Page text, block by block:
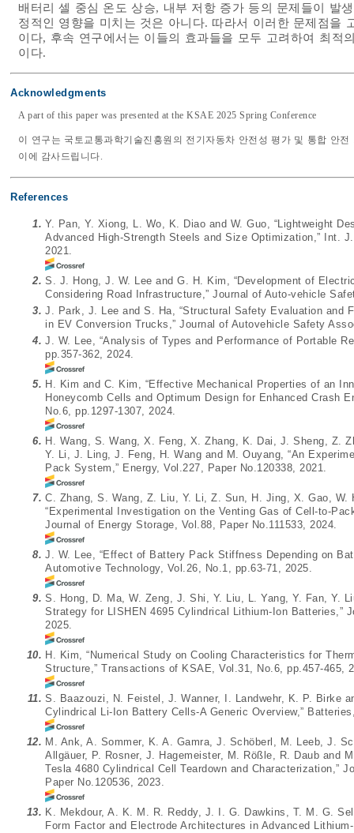
배터리 셀 중심 온도 상승, 내부 저항 증가 등의 문제들이 발
정적인 영향을 미치는 것은 아니다. 따라서 이러한 문제점을
이다, 후속 연구에서는 이들의 효과들을 모두 고려하여 최적
이다.
Acknowledgments
A part of this paper was presented at the KSAE 2025 Spring Conference
이 연구는 국토교통과학기술진흥원의 전기자동차 안전성 평가 및 통합 안
이에 감사드립니다.
References
1. Y. Pan, Y. Xiong, L. Wo, K. Diao and W. Guo, “Lightweight
Advanced High-Strength Steels and Size Optimization,” Int.
2021.
2. S. J. Hong, J. W. Lee and G. H. Kim, “Development of
Considering Road Infrastructure,” Journal of Auto-vehicle
3. J. Park, J. Lee and S. Ha, “Structural Safety Evaluation and
in EV Conversion Trucks,” Journal of Autovehicle Safety
4. J. W. Lee, “Analysis of Types and Performance of Portable
pp.357-362, 2024.
5. H. Kim and C. Kim, “Effective Mechanical Properties of an
Honeycomb Cells and Optimum Design for Enhanced Crash
No.6, pp.1297-1307, 2024.
6. H. Wang, S. Wang, X. Feng, X. Zhang, K. Dai, J. Sheng, Z.
Y. Li, J. Ling, J. Feng, H. Wang and M. Ouyang, “An
Pack System,” Energy, Vol.227, Paper No.120338, 2021.
7. C. Zhang, S. Wang, Z. Liu, Y. Li, Z. Sun, H. Jing, X. Gao,
“Experimental Investigation on the Venting Gas of Cell-to-
Journal of Energy Storage, Vol.88, Paper No.111533, 2024.
8. J. W. Lee, “Effect of Battery Pack Stiffness Depending on
Automotive Technology, Vol.26, No.1, pp.63-71, 2025.
9. S. Hong, D. Ma, W. Zeng, J. Shi, Y. Liu, L. Yang, Y. Fan, Y.
Strategy for LISHEN 4695 Cylindrical Lithium-Ion Batteries,”
2025.
10. H. Kim, “Numerical Study on Cooling Characteristics for
Structure,” Transactions of KSAE, Vol.31, No.6, pp.457-465,
11. S. Baazouzi, N. Feistel, J. Wanner, I. Landwehr, K. P. Birke
Cylindrical Li-Ion Battery Cells-A Generic Overview,”
12. M. Ank, A. Sommer, K. A. Gamra, J. Schöberl, M. Leeb, J.
Allgäuer, P. Rosner, J. Hagemeister, M. Rößle, R. Daub and
Tesla 4680 Cylindrical Cell Teardown and Characterization,”
Paper No.120536, 2023.
13. K. Mekdour, A. K. M. R. Reddy, J. I. G. Dawkins, T. M. G.
Form Factor and Electrode Architectures in Advanced